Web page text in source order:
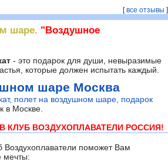
[все отзывы ]
шаре. "Воздушное
- это подарок для души, невыразимые
которые должен испытать каждый.
шаре Москва
в Москве.
КЛУБ ВОЗДУХОПЛАВАТЕЛИ РОССИЯ!
поможет Вам
мечты: